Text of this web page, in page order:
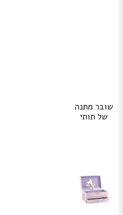
שובר מתנה
של תותי